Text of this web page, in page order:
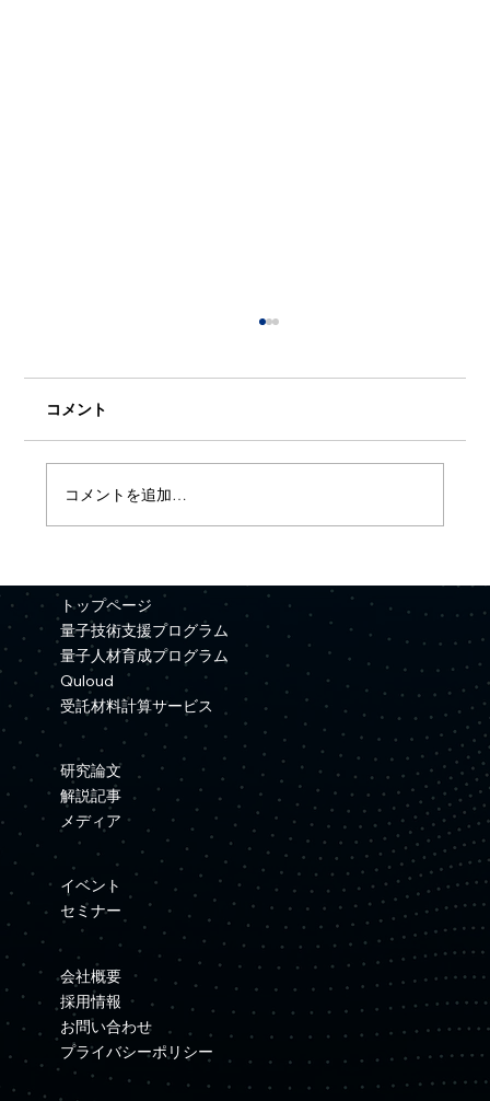
資本業務提携を締結
コメント
コメントを追加…
トップページ
量子技術支援プログラム
量子人材育成プログラム
Quloud
受託材料計算サービス
研究論文
解説記事
メディア
イベント
セミナー
会社概要
採用情報
お問い合わせ
プライバシーポリシー